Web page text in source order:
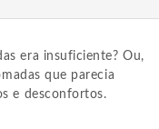
era insuficiente? Ou,
que parecia
e desconfortos.